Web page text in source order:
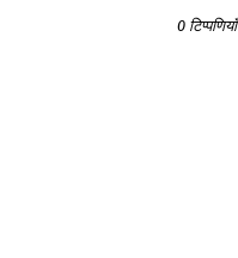
0 टिप्पणियाँ